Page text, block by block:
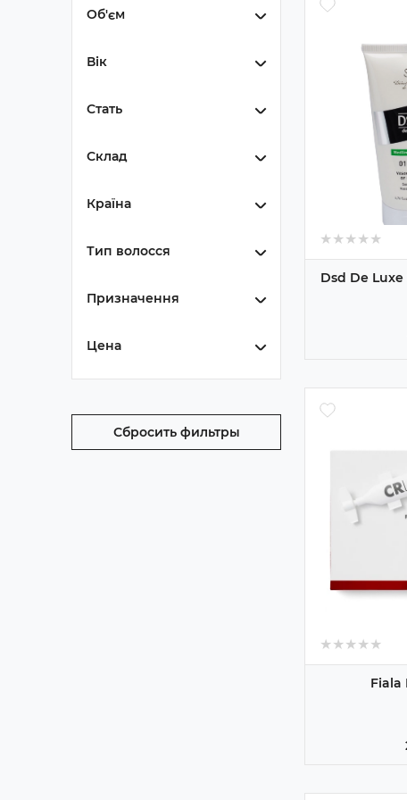
Об'єм
Вік
Стать
Склад
Країна
Тип волосся
Призначення
Цена
Сбросить фильтры
★
★ ★
★ ★
★ ★
★ ★
★
Dsd De Luxe
★
★ ★
★ ★
★ ★
★ ★
★